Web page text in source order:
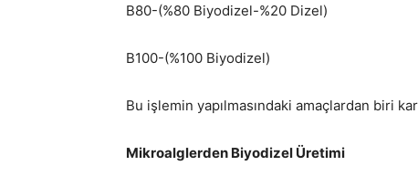
B80-(%80 Biyodizel-%20 Dizel)
B100-(%100 Biyodizel)
Bu işlemin yapılmasındaki amaçlardan biri
Mikroalglerden Biyodizel Üretimi